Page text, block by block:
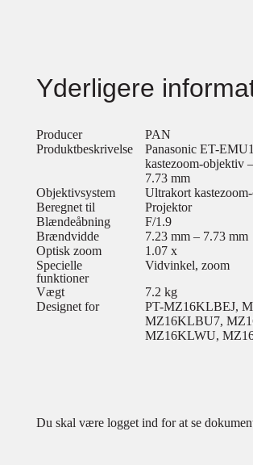
Yderligere
Producer
PAN
Produktbeskrivelse
Panasonic ET-
kastezoom-objektiv
7.73 mm
Objektivsystem
Ultrakort
Beregnet til
Projektor
Blændeåbning
F/1.9
Brændvidde
7.23 mm – 7.73 mm
Optisk zoom
1.07 x
Specielle
funktioner
Vidvinkel, zoom
Vægt
7.2 kg
Designet for
PT-MZ16KLBEJ,
MZ16KLBU7,
MZ16KLWU,
Du skal være logget ind for at se